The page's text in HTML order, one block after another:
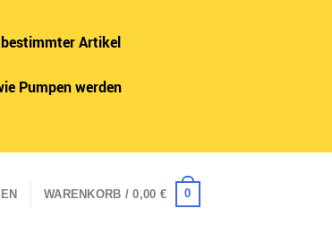
Artikel
Pumpen werden
WARENKORB /0,00 € 0